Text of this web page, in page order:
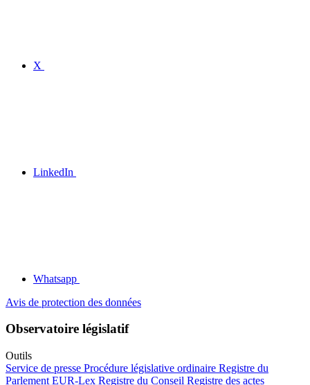
X
LinkedIn
Whatsapp
Avis de protection des données
Observatoire législatif
Outils
Service de presse Procédure législative ordinaire Registre du
Parlement EUR-Lex Registre du Conseil Registre des actes